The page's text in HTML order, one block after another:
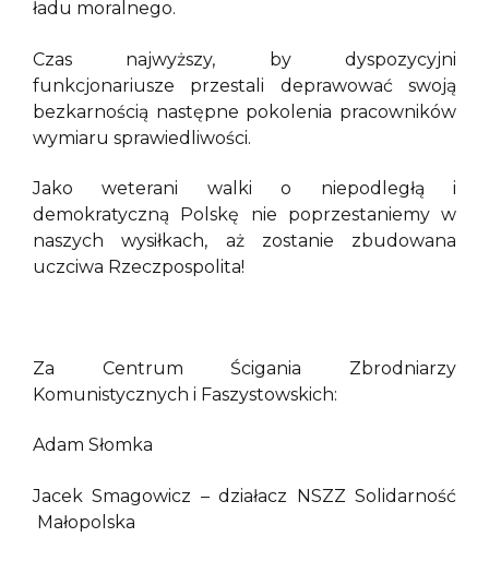
ładu moralnego.
Czas najwyższy, by dyspozycyjni
funkcjonariusze przestali deprawować swoją
bezkarnością następne pokolenia pracowników
wymiaru sprawiedliwości.
Jako weterani walki o niepodległą i
demokratyczną Polskę nie poprzestaniemy w
naszych wysiłkach, aż zostanie zbudowana
uczciwa Rzeczpospolita!
Za Centrum Ścigania Zbrodniarzy
Komunistycznych i Faszystowskich:
Adam Słomka
Jacek Smagowicz – działacz NSZZ Solidarność
Małopolska